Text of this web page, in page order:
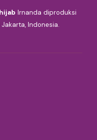
hijab Irnanda diproduksi
Indonesia.